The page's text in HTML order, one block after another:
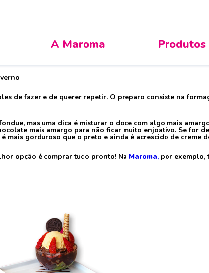
A Maroma Produtos
Uma Delícia
de fazer e de querer repetir. O preparo consiste na
mas uma dica é misturar o doce com algo mais
mais amargo para não ficar muito enjoativo. Se for
mais gorduroso que o preto e ainda é acrescido de creme
opção é comprar tudo pronto! Na Maroma, por exemplo,